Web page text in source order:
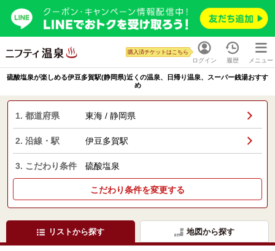
ログイン
購入済チケットはこちら
履歴 メニュー
硫酸塩泉が楽しめる伊豆多賀駅(静岡県)近くの温泉、日帰り温泉、スーパー銭湯おすす
め
1. 都道府県 東海 / 静岡県
2. 沿線・駅 伊豆多賀駅
3. こだわり条件 硫酸塩泉
こだわり条件を変更する
リストから探す 地図から探す